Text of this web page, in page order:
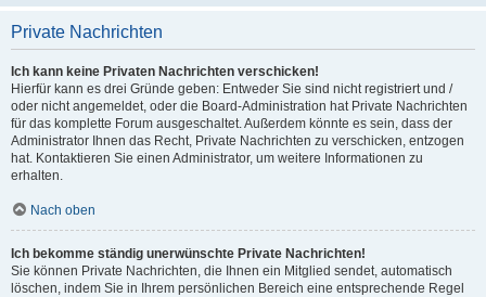
Private Nachrichten
Ich kann keine Privaten Nachrichten verschicken!
Hierfür kann es drei Gründe geben: Entweder Sie sind nicht registriert und /
oder nicht angemeldet, oder die Board-Administration hat Private Nachrichten
für das komplette Forum ausgeschaltet. Außerdem könnte es sein, dass der
Administrator Ihnen das Recht, Private Nachrichten zu verschicken, entzogen
hat. Kontaktieren Sie einen Administrator, um weitere Informationen zu
erhalten.
Nach oben
Ich bekomme ständig unerwünschte Private Nachrichten!
Sie können Private Nachrichten, die Ihnen ein Mitglied sendet, automatisch
löschen, indem Sie in Ihrem persönlichen Bereich eine entsprechende Regel